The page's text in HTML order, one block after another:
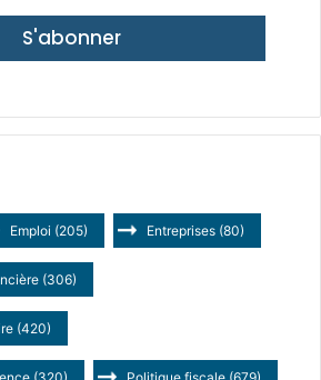
S'abonner
Emploi (205) Entreprises (80)
(306)
(420)